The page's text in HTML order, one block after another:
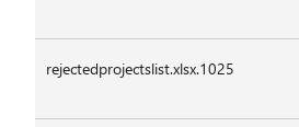
rejectedprojectslist.xlsx.1025